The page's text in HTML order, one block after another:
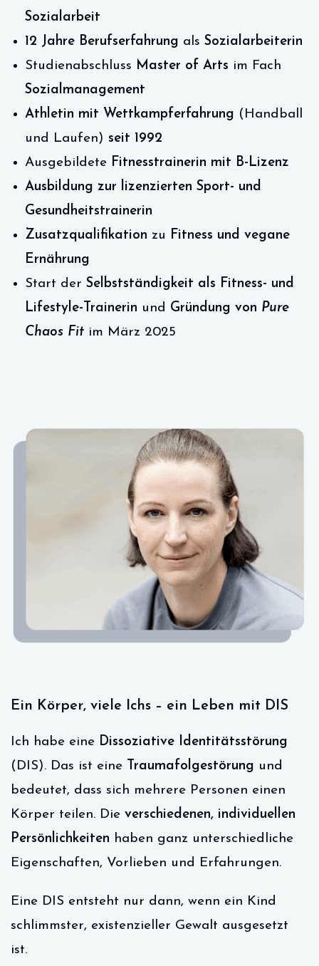
Sozialarbeit
12 Jahre Berufserfahrung als Sozialarbeiterin
Studienabschluss Master of Arts im Fach
Sozialmanagement
Athletin mit Wettkampferfahrung (Handball
und Laufen) seit 1992
Ausgebildete Fitnesstrainerin mit B-Lizenz
Ausbildung zur lizenzierten Sport- und
Gesundheitstrainerin
Zusatzqualifikation zu Fitness und vegane
Ernährung
Start der Selbstständigkeit als Fitness- und
Lifestyle-Trainerin und Gründung von Pure
Chaos Fit im März 2025
Ein Körper, viele Ichs – ein Leben mit DIS
Ich habe eine Dissoziative Identitätsstörung
(DIS). Das ist eine Traumafolgestörung und
bedeutet, dass sich mehrere Personen einen
Körper teilen. Die verschiedenen, individuellen
Persönlichkeiten haben ganz unterschiedliche
Eigenschaften, Vorlieben und Erfahrungen.
Eine DIS entsteht nur dann, wenn ein Kind
schlimmster, existenzieller Gewalt ausgesetzt
ist.